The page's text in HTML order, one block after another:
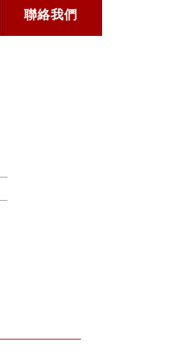
聯絡我們